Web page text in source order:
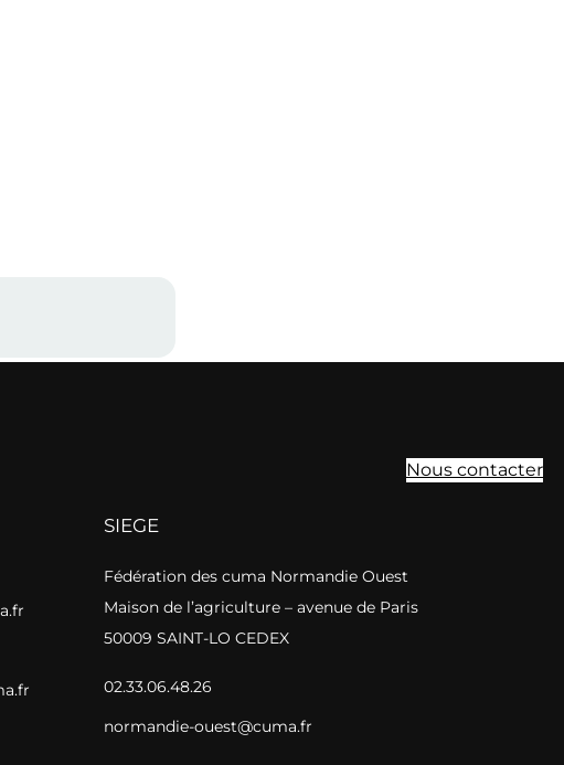
Nous contacter
SIEGE
Fédération des cuma Normandie Ouest
Maison de l’agriculture – avenue de Paris
50009 SAINT-LO CEDEX
02.33.06.48.26
normandie-ouest@cuma.fr